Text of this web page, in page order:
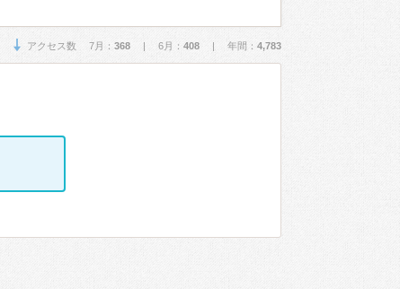
アクセス数 7月： 368 | 6月： 408 | 年間： 4,783